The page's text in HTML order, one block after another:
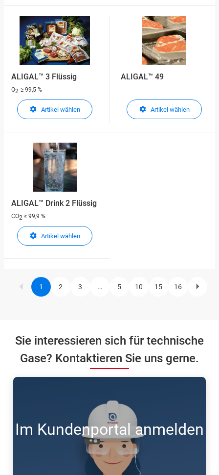
ALIGAL™ 3 Flüssig
O2 ≥ 99,5 %
Artikel wählen
ALIGAL™ 49
Artikel wählen
ALIGAL™ Drink 2 Flüssig
CO2 ≥ 99,9 %
Artikel wählen
Current
page
1 Page
2 Page
3 … Page
5 Page
10 Page
15 Page
16
Next
Sie interessieren sich für technische
Gase? Kontaktieren Sie uns gerne.
Im Kundenportal anmelden